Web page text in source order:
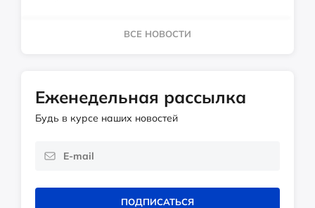
ВСЕ НОВОСТИ
Еженедельная рассылка
Будь в курсе наших новостей
ПОДПИСАТЬСЯ